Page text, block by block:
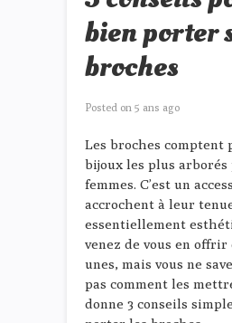
bien porter
broches
Posted on 5 ans ago
Les broches comptent
bijoux les plus arborés
femmes. C’est un
accrochent à leur
essentiellement
venez de vous en offrir
unes, mais vous ne
pas comment les
donne 3 conseils